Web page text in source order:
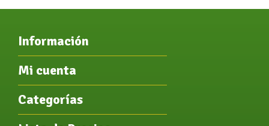
Información
Mi cuenta
Categorías